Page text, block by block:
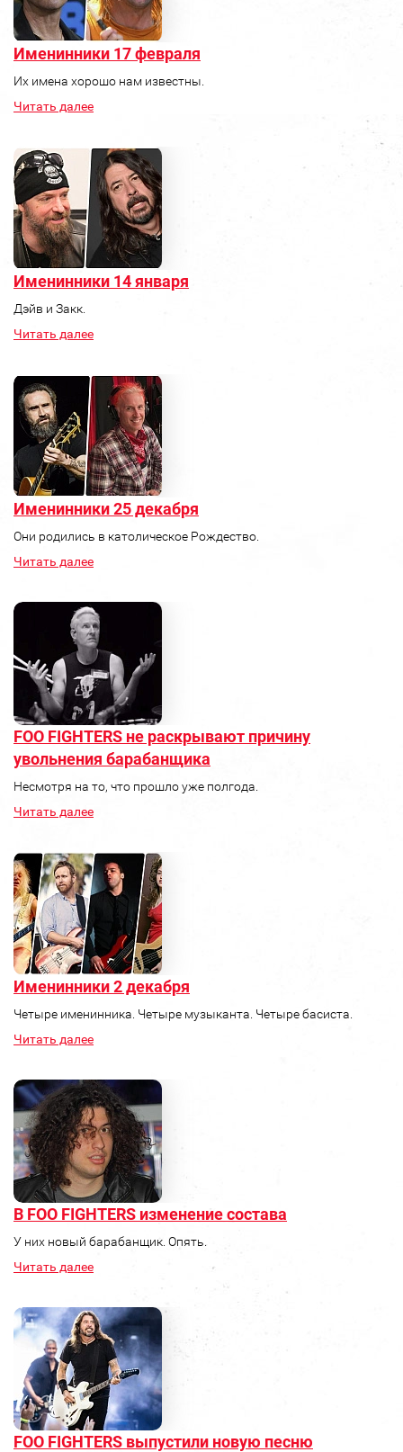
Именинники 17 февраля
Их имена хорошо нам известны.
Читать далее
Именинники 14 января
Дэйв и Закк.
Читать далее
Именинники 25 декабря
Они родились в католическое Рождество.
Читать далее
FOO FIGHTERS не раскрывают причину
увольнения барабанщика
Несмотря на то, что прошло уже полгода.
Читать далее
Именинники 2 декабря
Четыре именинника. Четыре музыканта. Четыре басиста.
Читать далее
В FOO FIGHTERS изменение состава
У них новый барабанщик. Опять.
Читать далее
FOO FIGHTERS выпустили новую песню